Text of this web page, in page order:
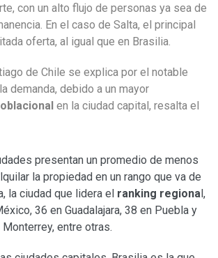
con un alto flujo de personas ya sea de
En el caso de Salta, el principal
oferta, al igual que en Brasilia.
de Chile se explica por el notable
demanda, debido a un mayor
en la ciudad capital , resalta el
presentan un promedio de menos
la propiedad en un rango que va de
la ciudad que lidera el ranking regiona l,
36 en Guadalajara, 38 en Puebla y
entre otras.